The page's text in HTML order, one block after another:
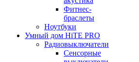
Фитнес-
браслеты
Ноутбуки
Умный дом HiTE PRO
Радиовыключатели
Сенсорные